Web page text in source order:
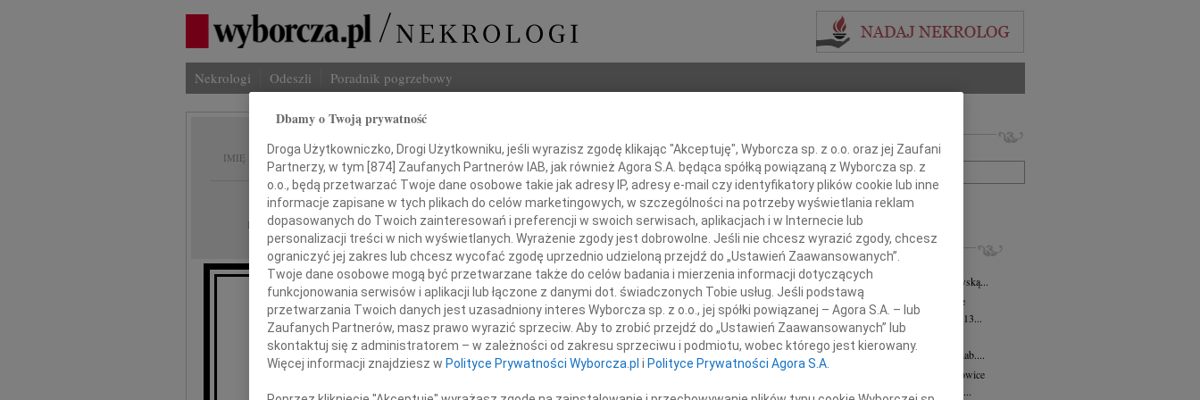
Nekrologi Odeszli Poradnik pogrzebowy
IMIĘ I NAZWISKO: Zuzanna Maćkowska
REGION: Katowice
DATA EMISJI: 19.12.2016
Z głębokim żalem zawiadamiamy,
że w dniu 15 grudnia 2016 roku odeszła od nas
ukochana Mama
Imię i nazwisko lub numer ogłoszenia:
+ szukanie zaawansowane
INNE NEKROLOGI
Maria Gniewska 28.05.2026
Z głębokim smutkiem żegnamy Marię Gniewską...
Barbara Buchta-Demel
Katowice
Z głębokim żalem zawiadamiamy, że w dniu 13...
Zygfryd Nowak
22.04.2026
Z żalem zawiadamiamy, że odszedł prof. dr hab....
Janusz Kożusznik
Katowice
Dnia 7 kwietnia 2026 roku odszedł od nas w...
Dbamy o Twoją prywatność
Droga Użytkowniczko, Drogi Użytkowniku, jeśli wyrazisz zgodę klikając "Akceptuję", Wyborcza sp. z o.o. oraz jej Zaufani
Partnerzy, w tym [874] Zaufanych Partnerów IAB, jak również Agora S.A. będąca spółką powiązaną z Wyborcza sp. z
o.o., będą przetwarzać Twoje dane osobowe takie jak adresy IP, adresy e-mail czy identyfikatory plików cookie lub inne
informacje zapisane w tych plikach do celów marketingowych, w szczególności na potrzeby wyświetlania reklam
dopasowanych do Twoich zainteresowań i preferencji w swoich serwisach, aplikacjach i w Internecie lub
personalizacji treści w nich wyświetlanych. Wyrażenie zgody jest dobrowolne. Jeśli nie chcesz wyrazić zgody, chcesz
ograniczyć jej zakres lub chcesz wycofać zgodę uprzednio udzieloną przejdź do „Ustawień Zaawansowanych”.
Twoje dane osobowe mogą być przetwarzane także do celów badania i mierzenia informacji dotyczących
funkcjonowania serwisów i aplikacji lub łączone z danymi dot. świadczonych Tobie usług. Jeśli podstawą
przetwarzania Twoich danych jest uzasadniony interes Wyborcza sp. z o.o., jej spółki powiązanej – Agora S.A. – lub
Zaufanych Partnerów, masz prawo wyrazić sprzeciw. Aby to zrobić przejdź do „Ustawień Zaawansowanych” lub
skontaktuj się z administratorem – w zależności od zakresu sprzeciwu i podmiotu, wobec którego jest kierowany.
Więcej informacji znajdziesz w Polityce Prywatności Wyborcza.pl i Polityce Prywatności Agora S.A.